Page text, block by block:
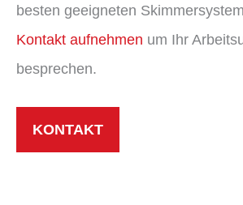
besten geeigneten
Kontakt aufnehmen um Ihr
besprechen.
KONTAKT